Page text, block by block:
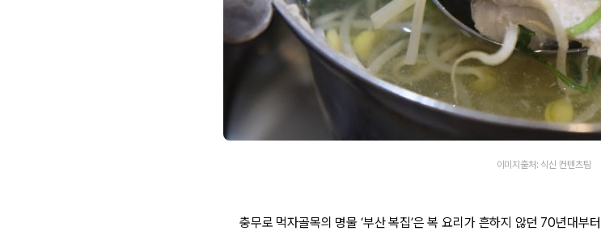
이미지출처: 식신 컨텐츠팀
충무로 먹자골목의 명물 ‘부산 복집’은 복 요리가 흔하지 않던 70년대